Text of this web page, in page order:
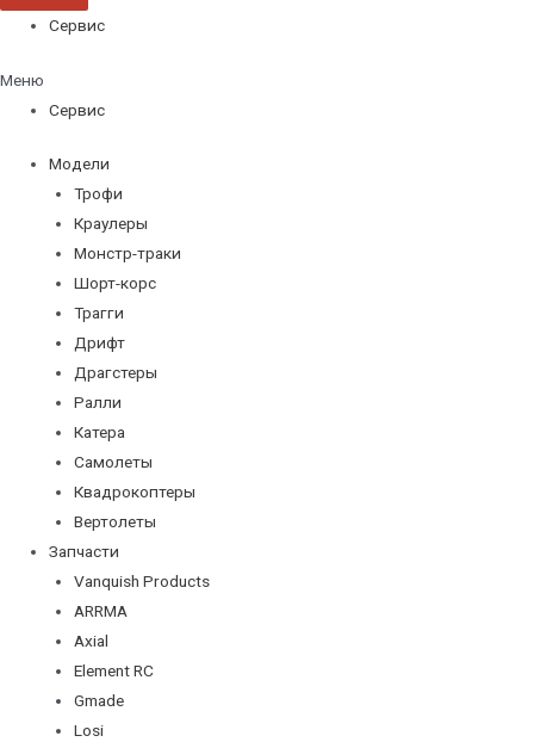
Сервис
Меню
Сервис
Модели
Трофи
Краулеры
Монстр-траки
Шорт-корс
Трагги
Дрифт
Драгстеры
Ралли
Катера
Самолеты
Квадрокоптеры
Вертолеты
Запчасти
Vanquish Products
ARRMA
Axial
Element RC
Gmade
Losi